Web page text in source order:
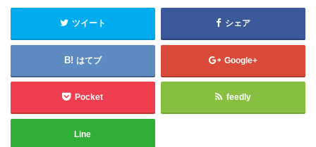
ツイート シェア
はてブ Google+
Pocket feedly
Line